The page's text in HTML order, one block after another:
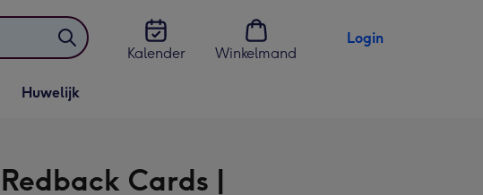
Kalender
Winkelmand
Login
Vervolgkeuzelijst
Huwelijk openen
Huwelijk
Redback Cards |